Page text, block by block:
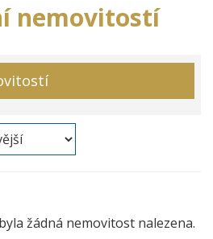
nemovitostí
žádná nemovitost nalezena.